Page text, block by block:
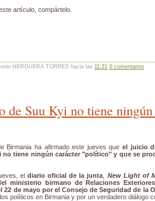
artículo, compártelo.
HERGUERA TORRES hacia las 11:21 0 comentarios
de Suu Kyi no tiene
Birmania ha afirmado este jueves que el juicio
no tiene ningún carácter "político" y que se
el diario oficial de la junta New Light of
ministerio birmano de Relaciones Exteriores
22 de mayo por el Consejo de Seguridad de la
políticos en Birmania y por un verdadero diálogo